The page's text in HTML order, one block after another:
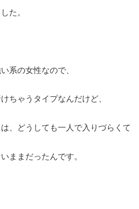
た。
系の女性なので、
ちゃうタイプなんだけど、
、どうしても一人で入りづらくて
ままだったんです。